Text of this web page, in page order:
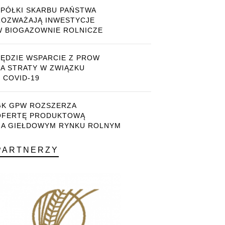
SKARBU PAŃSTWA
INWESTYCJE
BIOGAZOWNIE ROLNICZE
WSPARCIE Z PROW
STRATY W ZWIĄZKU
COVID-19
GPW ROZSZERZA
PRODUKTOWĄ
GIEŁDOWYM RYNKU ROLNYM